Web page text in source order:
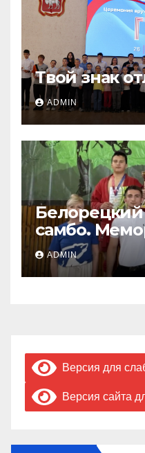
Твой знак
ADMIN
самбо.
ADMIN
Версия для
Версия сайта